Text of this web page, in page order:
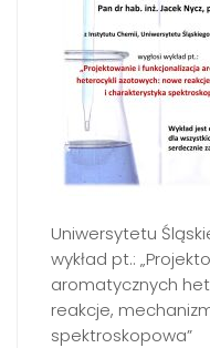
Uniwersytetu
wykład pt.:
aromatycznych
reakcje,
spektroskopowa”